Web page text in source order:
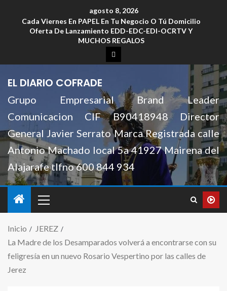
agosto 8, 2026
Cada Viernes En PAPEL En Tu Negocio O Tú Domicilio
Oferta De Lanzamiento EDD-EDC-EDI-OCRTV Y
MUCHOS REGALOS
EL DIARIO COFRADE
Grupo Empresarial Brand Leader
Comunicacion CIF B90418948 Director
General Javier Serrato Marca Registrada calle
Antonio Machado local 5a 41927 Mairena del
Alajarafe tlfno 600 844 934
Inicio
JEREZ
La Madre de los Desamparados volverá a encontrarse con su
feligresía en un nuevo Rosario Vespertino por las calles de
Jerez